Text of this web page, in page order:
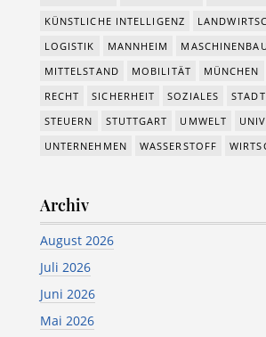
KÜNSTLICHE INTELLIGENZ
LOGISTIK
MANNHEIM
MASCHINENBAU
MITTELSTAND
MOBILITÄT MÜNCHEN
RECHT
SICHERHEIT SOZIALES
STEUERN
STUTTGART UMWELT
UNTERNEHMEN
WASSERSTOFF
Archiv
August 2026
Juli 2026
Juni 2026
Mai 2026